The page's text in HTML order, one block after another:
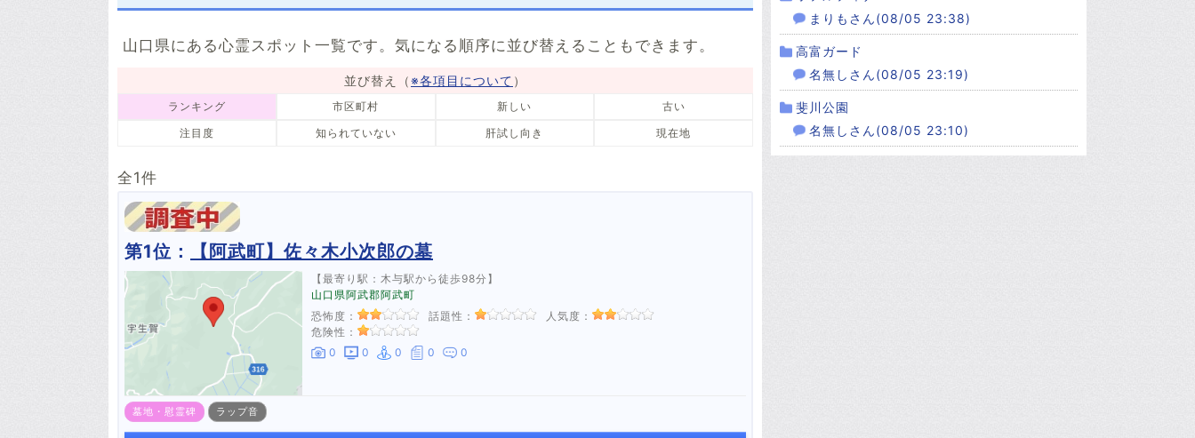
祟り
山口県にある心霊スポット一覧です。気になる順序に並び替えることもできます。
並び替え（※各項目について ）
ランキング 市区町村 新しい
古い
注目度
知られていない 肝試し向き 現在地
全1件
第1位： 【阿武町】佐々木小次郎の墓
【最寄り駅：木与駅から徒歩98分】
山口県阿武郡阿武町
恐怖度：
話題性：
人気度：
危険性：
0
0 0 0 0
墓地・慰霊碑 ラップ音
まりもさん(08/05 23:38)
高富ガード
名無しさん(08/05 23:19)
斐川公園
名無しさん(08/05 23:10)